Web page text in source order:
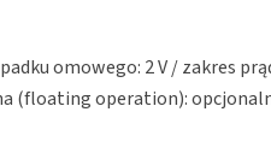
omowego: 2 V / zakres
(floating operation):